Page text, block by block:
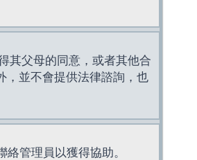
其父母的同意，或者其他合
，並不會提供法律諮詢，也
管理員以獲得協助。